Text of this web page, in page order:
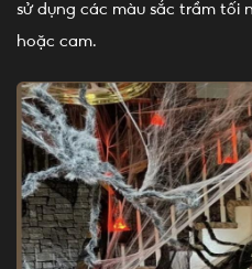
sử dụng các màu sắc trầm tối
hoặc cam.